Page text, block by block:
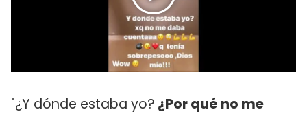
"¿Y dónde estaba yo? ¿Por qué no me